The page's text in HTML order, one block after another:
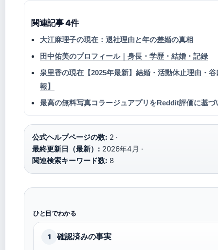
関連記事 4件
大江麻理子の現在：退社理由と年の差婚の真相
田中佑美のプロフィール｜身長・学歴・結婚・記録
泉里香の現在【2025年最新】結婚・活動休止理由・
報】
最高の無料写真コラージュアプリをReddit評価に基
公式ヘルプページの数: 2 ·
最終更新日（最新）: 2026年4月 ·
関連検索キーワード数: 8
ひと目でわかる
1 確認済みの事実